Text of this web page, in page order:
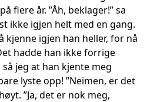
flere år. ”Åh, beklager!” sa
ikke igjen helt med en gang.
kjenne igjen han heller, for nå
hadde han ikke forrige
jeg at han kjente meg
lyste opp! ”Neimen, er det
”Ja, det er nok meg,